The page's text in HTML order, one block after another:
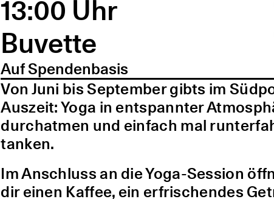
13:00 Uhr
Buvette
Auf Spendenbasis
Von Juni bis September gibts im
Auszeit: Yoga in entspannter
durchatmen und einfach mal
tanken.
Im Anschluss an die Yoga-Session
dir einen Kaffee, ein erfrischendes